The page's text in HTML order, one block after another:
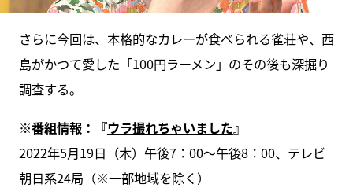
さらに今回は、本格的なカレーが食べられる雀荘や、西
島がかつて愛した「100円ラーメン」のその後も深掘り
調査する。
※番組情報：『ウラ撮れちゃいました』
2022年5月19日（木）午後7：00～午後8：00、テレビ
朝日系24局（※一部地域を除く）